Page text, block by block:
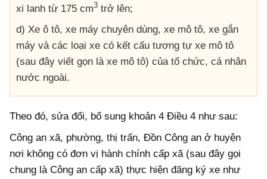
xi lanh từ 175 cm3 trở lên;
d) Xe ô tô, xe máy chuyên dùng, xe mô tô, xe gắn
máy và các loại xe có kết cấu tương tự xe mô tô
(sau đây viết gọn là xe mô tô) của tổ chức, cá nhân
nước ngoài.
Theo đó, sửa đổi, bổ sung khoản 4 Điều 4 như sau:
Công an xã, phường, thị trấn, Đồn Công an ở huyện
nơi không có đơn vị hành chính cấp xã (sau đây gọi
chung là Công an cấp xã) thực hiện đăng ký xe như